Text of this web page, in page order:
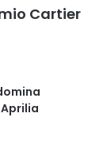
Cartier